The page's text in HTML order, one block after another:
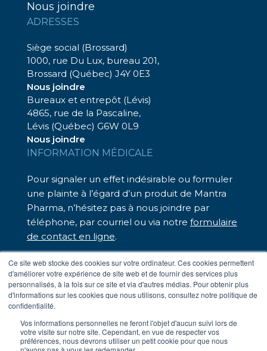
Ce site web stocke des cookies sur votre ordinateur. Ces cookies permettent
d'améliorer votre expérience de site web et de fournir des services plus
personnalisés, à la fois sur ce site et via d'autres médias. Pour obtenir plus
d'informations sur les cookies que nous utilisons, consultez notre politique de
confidentialité.
Vos informations personnelles ne feront l'objet d'aucun suivi lors de
votre visite sur notre site. Cependant, en vue de respecter vos
préférences, nous devrons utiliser un petit cookie pour que nous
Nous joindre
ADRESSES
Siège social (Brossard)
1000, rue Du Lux, bureau 201,
Brossard (Québec) J4Y 0E3
Nous joindre
Bureaux et entrepôt (Lévis)
4865, rue de la Pascaline,
Lévis (Québec) G6W 0L9
Nous joindre
INFORMATION MÉDICALE
Pour signaler un effet indésirable ou formuler
une plainte à l’égard d’un produit de Mantra
Pharma, n’hésitez pas à nous joindre par
téléphone, par courriel ou via notre formulaire
de contact en ligne.
Nous sommes là pour vous assister.
– Téléphone sans frais : 1 833 248-7326
– Par courriel :medinfo@mantrapharma.ca
Conditions d’utilisation
Politique de confidentialité